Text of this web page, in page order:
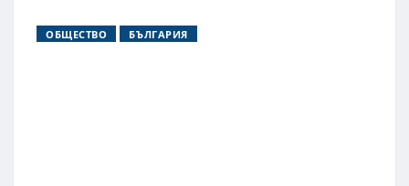
ОБЩЕСТВО БЪЛГАРИЯ